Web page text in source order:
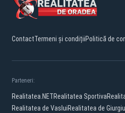
ContactTermeni și condițiiPolitică de
Parteneri:
Realitatea.NETRealitatea Sportiva
Realitatea de VasluiRealitatea de Giurgiu